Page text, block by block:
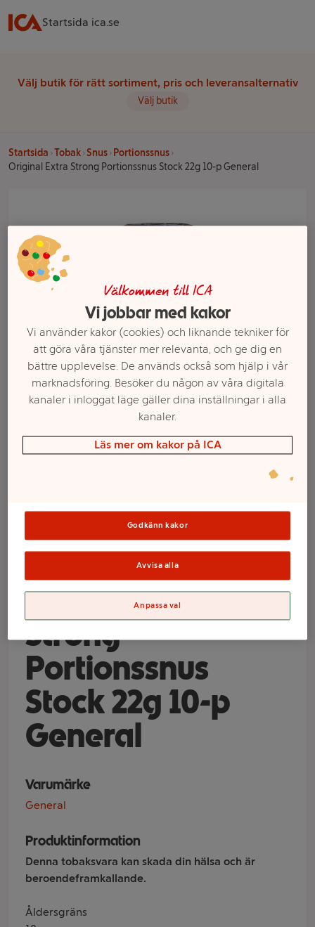
Startsida ica.se
Välj butik för rätt sortiment, pris och leveransalternativ
Välj butik
Startsida Tobak Snus
Portionssnus
Original Extra Strong Portionssnus Stock 22g 10-p General
Original Extra
Strong
Portionssnus
Stock 22g 10-p
General
Varumärke
General
Produktinformation
Denna tobaksvara kan skada din hälsa och är
beroendeframkallande.
Åldersgräns
Sortimentet kan variera mellan butikerna
Välkommen till ICA
Vi jobbar med kakor
Vi använder kakor (cookies) och liknande tekniker för
att göra våra tjänster mer relevanta, och ge dig en
bättre upplevelse. De används också som hjälp i vår
marknadsföring. Besöker du någon av våra digitala
kanaler i inloggat läge gäller dina inställningar i alla
kanaler.
Läs mer om kakor på ICA
Godkänn kakor
Avvisa alla
Anpassa val